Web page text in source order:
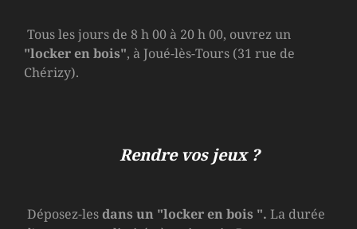
Tous les jours de 8 h 00 à 20 h 00, ouvrez un
"locker en bois", à Joué-lès-Tours (31 rue de
Chérizy).
Rendre vos jeux ?
Déposez-lesdans un "locker en bois ". La durée